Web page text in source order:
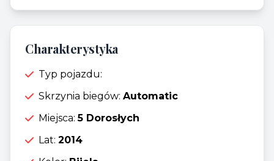
Charakterystyka
Typ pojazdu:
Skrzynia biegów: Automatic
Miejsca:5 Dorosłych
Lat: 2014